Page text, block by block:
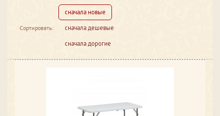
Сортировать:
сначала новые
сначала дешевые
сначала дорогие